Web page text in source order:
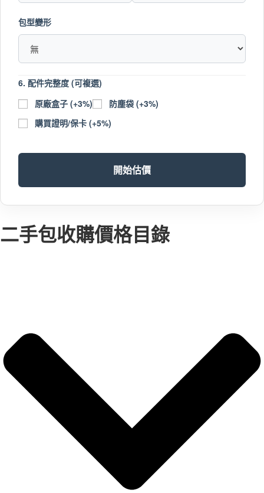
包型變形
6. 配件完整度 (可複選)
原廠盒子 (+3%)
防塵袋 (+3%)
購買證明/保卡 (+5%)
開始估價
二手包收購價格目錄